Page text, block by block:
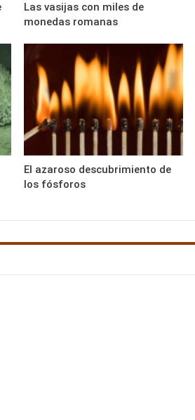
Las vasijas con miles de
monedas romanas
El azaroso descubrimiento de
los fósforos